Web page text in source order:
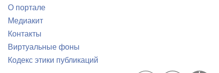
О портале
Медиакит
Контакты
Виртуальные фоны
Кодекс этики публикаций